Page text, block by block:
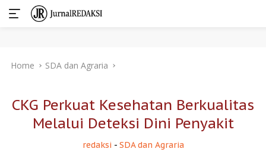
Home SDA dan Agraria
CKG Perkuat Kesehatan Berkualitas
Melalui Deteksi Dini Penyakit
redaksi - SDA dan Agraria